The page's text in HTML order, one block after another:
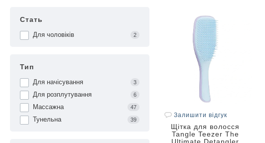
Стать
Для чоловіків 2
Тип
Для начісування 3
Для розплутування 6
Массажна 47
Тунельна 39
Залишити відгук
Щітка для волосся
Tangle Teezer The
Ultimate Detangler